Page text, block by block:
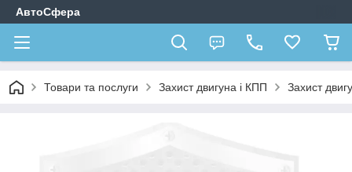
АвтоСфера
Товари та послуги Захист двигуна і КПП Захист